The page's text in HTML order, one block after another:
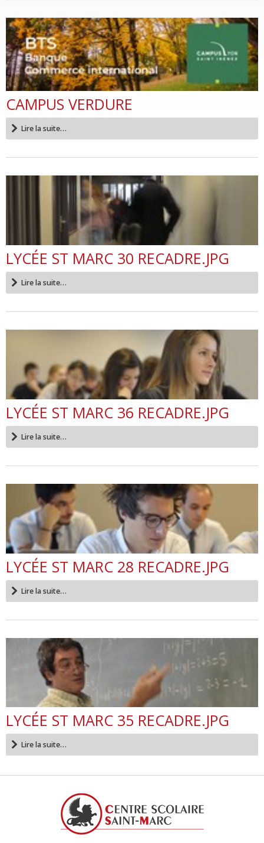
CAMPUS VERDURE
Lire la suite…
LYCÉE ST MARC 30 RECADRE.JPG
Lire la suite…
LYCÉE ST MARC 36 RECADRE.JPG
Lire la suite…
LYCÉE ST MARC 28 RECADRE.JPG
Lire la suite…
LYCÉE ST MARC 35 RECADRE.JPG
Lire la suite…